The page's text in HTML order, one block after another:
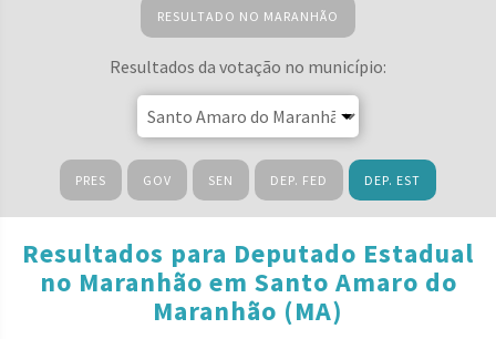
RESULTADO NO MARANHÃO
Resultados da votação no município:
PRES GOV SEN DEP. FED DEP. EST
Resultados para Deputado Estadual
no Maranhão em Santo Amaro do
Maranhão (MA)